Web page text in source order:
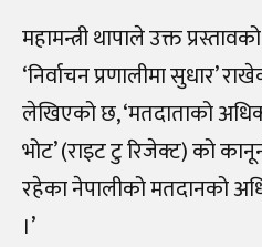
महामन्त्री थापाले उक्त
‘निर्वाचन प्रणालीमा सुधार’
लेखिएको छ, ‘मतदाताको
भोट’ (राइट टु रिजेक्ट) को
रहेका नेपालीको मतदानको
।’